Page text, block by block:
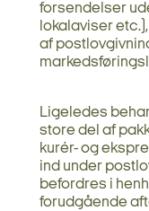
forsendelser
lokalaviser
af
Ligeledes
store del af
kurér- og
ind under
befordres i
forudgående